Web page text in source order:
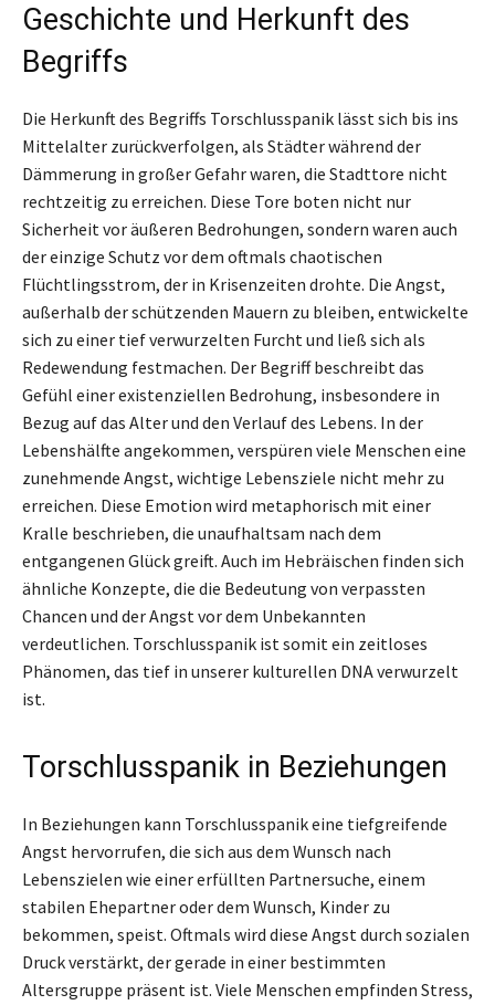
Geschichte und Herkunft des
Begriffs
Die Herkunft des Begriffs Torschlusspanik lässt sich bis ins
Mittelalter zurückverfolgen, als Städter während der
Dämmerung in großer Gefahr waren, die Stadttore nicht
rechtzeitig zu erreichen. Diese Tore boten nicht nur
Sicherheit vor äußeren Bedrohungen, sondern waren auch
der einzige Schutz vor dem oftmals chaotischen
Flüchtlingsstrom, der in Krisenzeiten drohte. Die Angst,
außerhalb der schützenden Mauern zu bleiben, entwickelte
sich zu einer tief verwurzelten Furcht und ließ sich als
Redewendung festmachen. Der Begriff beschreibt das
Gefühl einer existenziellen Bedrohung, insbesondere in
Bezug auf das Alter und den Verlauf des Lebens. In der
Lebenshälfte angekommen, verspüren viele Menschen eine
zunehmende Angst, wichtige Lebensziele nicht mehr zu
erreichen. Diese Emotion wird metaphorisch mit einer
Kralle beschrieben, die unaufhaltsam nach dem
entgangenen Glück greift. Auch im Hebräischen finden sich
ähnliche Konzepte, die die Bedeutung von verpassten
Chancen und der Angst vor dem Unbekannten
verdeutlichen. Torschlusspanik ist somit ein zeitloses
Phänomen, das tief in unserer kulturellen DNA verwurzelt
ist.
Torschlusspanik in Beziehungen
In Beziehungen kann Torschlusspanik eine tiefgreifende
Angst hervorrufen, die sich aus dem Wunsch nach
Lebenszielen wie einer erfüllten Partnersuche, einem
stabilen Ehepartner oder dem Wunsch, Kinder zu
bekommen, speist. Oftmals wird diese Angst durch sozialen
Druck verstärkt, der gerade in einer bestimmten
Altersgruppe präsent ist. Viele Menschen empfinden Stress,